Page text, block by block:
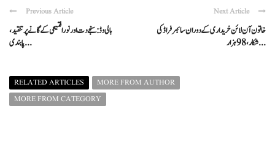
Previous Article
بالی وڈ: سنجے دت اور نورا فتیحی کے گانے پر تنقید،
پابندی ...
Next Article
خاتون آن لائن خریداری کے دوران سائبر فراڈ کی
شکار، 98 ہزار ...
RELATED ARTICLES
MORE FROM AUTHOR
MORE FROM CATEGORY